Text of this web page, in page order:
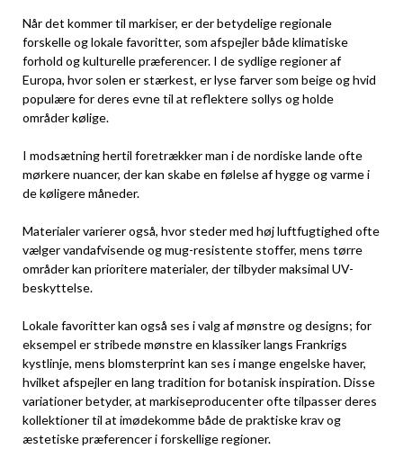
Når det kommer til markiser, er der betydelige regionale
forskelle og lokale favoritter, som afspejler både klimatiske
forhold og kulturelle præferencer. I de sydlige regioner af
Europa, hvor solen er stærkest, er lyse farver som beige og hvid
populære for deres evne til at reflektere sollys og holde
områder kølige.
I modsætning hertil foretrækker man i de nordiske lande ofte
mørkere nuancer, der kan skabe en følelse af hygge og varme i
de køligere måneder.
Materialer varierer også, hvor steder med høj luftfugtighed ofte
vælger vandafvisende og mug-resistente stoffer, mens tørre
områder kan prioritere materialer, der tilbyder maksimal UV-
beskyttelse.
Lokale favoritter kan også ses i valg af mønstre og designs; for
eksempel er stribede mønstre en klassiker langs Frankrigs
kystlinje, mens blomsterprint kan ses i mange engelske haver,
hvilket afspejler en lang tradition for botanisk inspiration. Disse
variationer betyder, at markiseproducenter ofte tilpasser deres
kollektioner til at imødekomme både de praktiske krav og
æstetiske præferencer i forskellige regioner.